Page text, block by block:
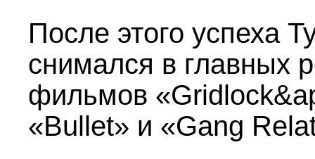
После этого успеха
снимался в главных
фильмов
«Bullet» и «Gang